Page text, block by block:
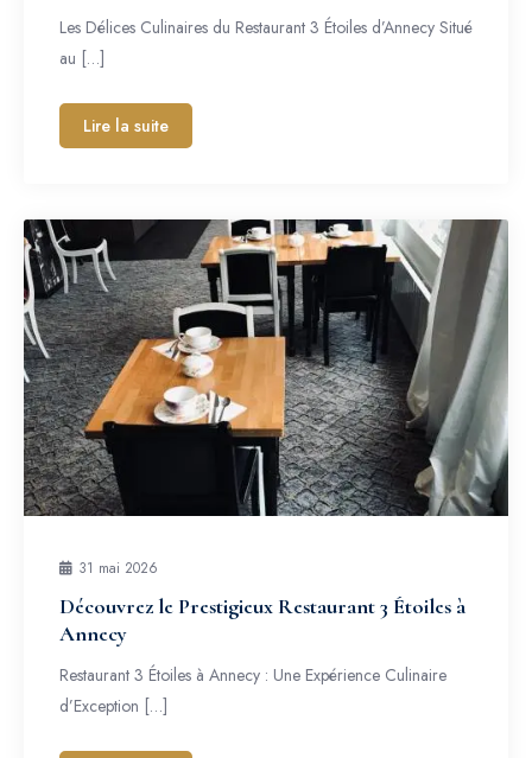
Les Délices Culinaires du Restaurant 3 Étoiles d’Annecy Situé
au […]
Lire la suite
31 mai 2026
Découvrez le Prestigieux Restaurant 3 Étoiles à
Annecy
Restaurant 3 Étoiles à Annecy : Une Expérience Culinaire
d’Exception […]